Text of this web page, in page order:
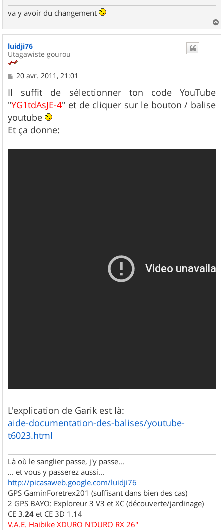
va y avoir du changement
a
u
luidji76
Utagawiste gourou
M
a
g
e
20 avr. 2011, 21:01
Il suffit de sélectionner ton code YouTube
"YG1tdAsJE-4" et de cliquer sur le bouton / balise
youtube
Et ça donne:
L'explication de Garik est là:
aide-documentation-des-balises/youtube-
t6023.html
Là où le sanglier passe, j'y passe...
... et vous y passerez aussi...
http://picasaweb.google.com/luidji76
GPS GaminForetrex201 (suffisant dans bien des cas)
2 GPS BAYO: Exploreur 3 V3 et XC (découverte/jardinage)
CE 3.24 et CE 3D 1.14
V.A.E. Haibike XDURO N'DURO RX 26"